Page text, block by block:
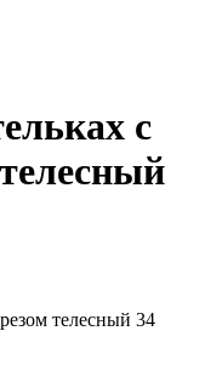
с
телесный 34